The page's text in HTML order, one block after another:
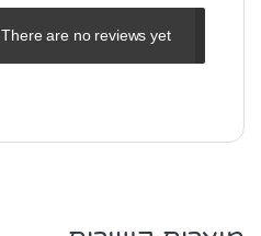
There are no reviews yet.